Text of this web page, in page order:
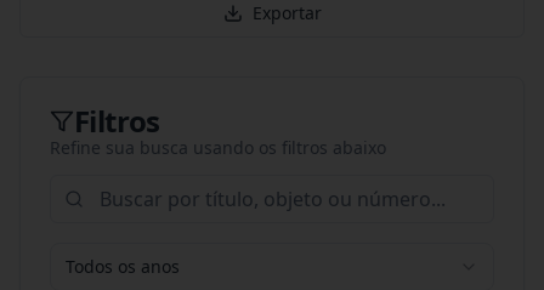
Exportar
Filtros
Refine sua busca usando os filtros abaixo
Todos os anos